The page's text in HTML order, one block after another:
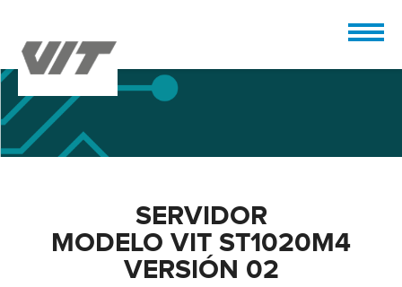
SERVIDOR
MODELO VIT ST1020M4
VERSIÓN 02